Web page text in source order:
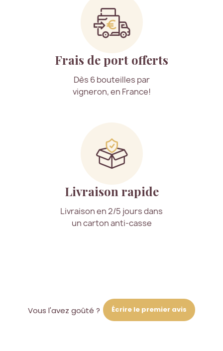
Frais de port offerts
Dès 6 bouteilles par
vigneron, en France!
Livraison rapide
Livraison en 2/5 jours dans
un carton anti-casse
Vous l'avez goûté ? Écrire le premier avis